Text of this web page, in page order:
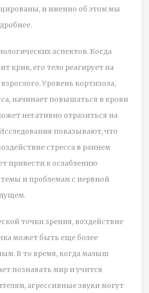
и именно об этом мы
аспектов. Когда
крик, его тело реагирует на
взрослого. Уровень кортизола,
начинает повышаться в крови
негативно отразиться на
показывают, что
стресса в раннем
привести к ослаблению
и проблемам с нервной
точки зрения, воздействие
может быть еще более
В то время, когда малыш
познавать мир и учится
агрессивные звуки могут